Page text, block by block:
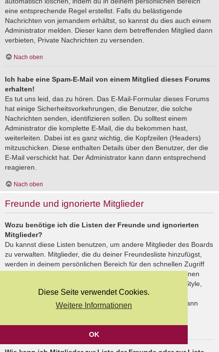
Diese Seite verwendet Cookies.
Weitere Informationen
OK
eine entsprechende Regel erstellst. Falls du belästigende
Nachrichten von jemandem erhältst, so kannst du dies auch einem
Administrator melden. Dieser kann dem betreffenden Mitglied dann
verbieten, Private Nachrichten zu versenden.
Nach oben
Ich habe eine Spam-E-Mail von einem Mitglied dieses Forums
erhalten!
Es tut uns leid, das zu hören. Das E-Mail-Formular dieses Forums
hat einige Sicherheitsvorkehrungen, die Benutzer, die solche
Nachrichten senden, identifizieren sollen. Du solltest einem
Administrator die komplette E-Mail, die du bekommen hast,
weiterleiten. Dabei ist es ganz wichtig, die Kopfzeilen (Headers)
mitzuschicken. Diese enthalten Details über den Benutzer, der die
E-Mail verschickt hat. Der Administrator kann dann entsprechend
reagieren.
Nach oben
Freunde und ignorierte Mitglieder
Wozu benötige ich die Listen der Freunde und ignorierten
Mitglieder?
Du kannst diese Listen benutzen, um andere Mitglieder des Boards
zu verwalten. Mitglieder, die du deiner Freundesliste hinzufügst,
werden in deinem persönlichen Bereich für den schnellen Zugriff
aufgelistet. Du siehst dort deren Onlinestatus und kannst ihnen
schnell eine Private Nachricht senden. Abhängig von dem Style,
den du verwendest, können Beiträge deiner Freunde auch
hervorgehoben sein. Wenn du einen Benutzer ignorierst, dann